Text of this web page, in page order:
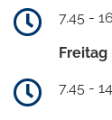
7.45 -
Freitag
7.45 -